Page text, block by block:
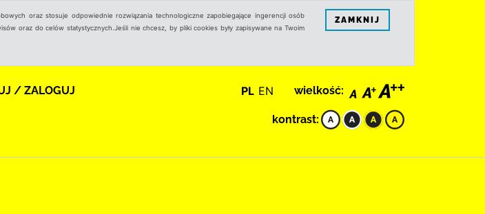
oraz stosuje odpowiednie rozwiązania technologiczne zapobiegające ingerencji osób
oraz do celów statystycznych.Jeśli nie chcesz, by pliki cookies były zapisywane na Twoim
ZAMKNIJ
/ ZALOGUJ PL EN wielkość:
kontrast: